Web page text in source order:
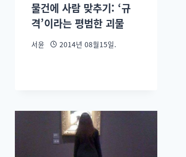
물건에 사람 맞추기: ‘규
격’이라는 평범한 괴물
서윤 2014년 08월15일.